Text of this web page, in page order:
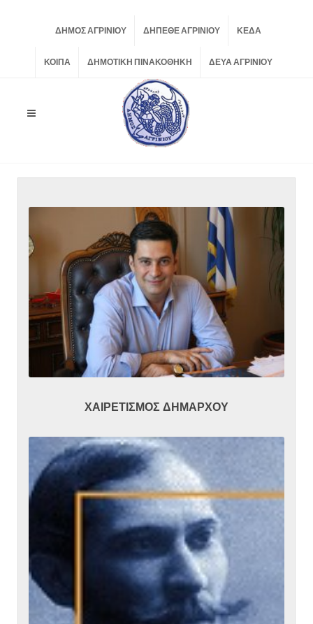
ΔΗΜΟΣ ΑΓΡΙΝΙΟΥ ΔΗΠΕΘΕ ΑΓΡΙΝΙΟΥ ΚΕΔΑ
ΚΟΙΠΑ ΔΗΜΟΤΙΚΗ ΠΙΝΑΚΟΘΗΚΗ ΔΕΥΑ ΑΓΡΙΝΙΟΥ
ΧΑΙΡΕΤΙΣΜΟΣ ΔΗΜΑΡΧΟΥ